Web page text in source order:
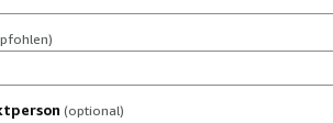
(optional)